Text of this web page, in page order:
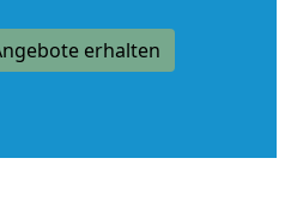
erhalten